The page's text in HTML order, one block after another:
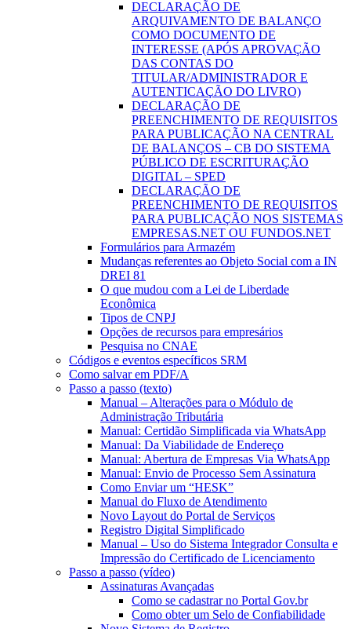
DECLARAÇÃO DE
ARQUIVAMENTO DE BALANÇO
COMO DOCUMENTO DE
INTERESSE (APÓS APROVAÇÃO
DAS CONTAS DO
TITULAR/ADMINISTRADOR E
AUTENTICAÇÃO DO LIVRO)
DECLARAÇÃO DE
PREENCHIMENTO DE REQUISITOS
PARA PUBLICAÇÃO NA CENTRAL
DE BALANÇOS – CB DO SISTEMA
PÚBLICO DE ESCRITURAÇÃO
DIGITAL – SPED
DECLARAÇÃO DE
PREENCHIMENTO DE REQUISITOS
PARA PUBLICAÇÃO NOS SISTEMAS
EMPRESAS.NET OU FUNDOS.NET
Formulários para Armazém
Mudanças referentes ao Objeto Social com a IN
DREI 81
O que mudou com a Lei de Liberdade
Econômica
Tipos de CNPJ
Opções de recursos para empresários
Pesquisa no CNAE
Códigos e eventos específicos SRM
Como salvar em PDF/A
Passo a passo (texto)
Manual – Alterações para o Módulo de
Administração Tributária
Manual: Certidão Simplificada via WhatsApp
Manual: Da Viabilidade de Endereço
Manual: Abertura de Empresas Via WhatsApp
Manual: Envio de Processo Sem Assinatura
Como Enviar um “HESK”
Manual do Fluxo de Atendimento
Novo Layout do Portal de Serviços
Registro Digital Simplificado
Manual – Uso do Sistema Integrador Consulta e
Impressão do Certificado de Licenciamento
Passo a passo (vídeo)
Assinaturas Avançadas
Como se cadastrar no Portal Gov.br
Como obter um Selo de Confiabilidade